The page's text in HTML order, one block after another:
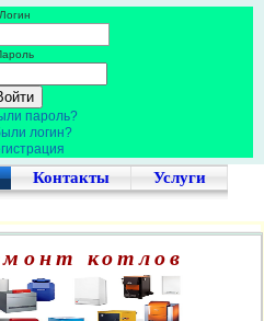
Логин
пароль?
логин?
Контакты Услуги
котлов